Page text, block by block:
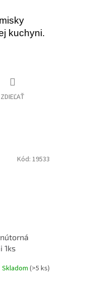
kuchyni.
ZDIEĽAŤ
1ks
Skladom (>5 ks)
Kód: 19533